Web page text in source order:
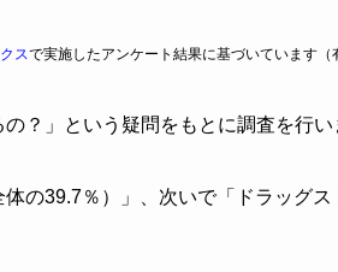
スで実施したアンケート結果に基づいています
？」という疑問をもとに調査を行い
の39.7％）」、次いで「ドラッグス